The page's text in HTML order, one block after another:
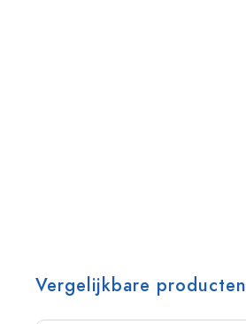
Vergelijkbare producten